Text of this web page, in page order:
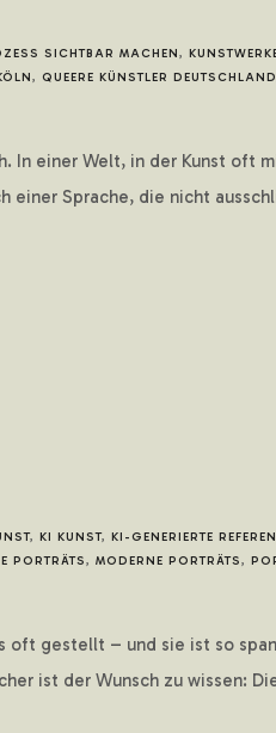
SICHTBAR MACHEN,
, QUEERE KÜNSTLER DEUTSCHLAND
In einer Welt, in der Kunst oft
einer Sprache, die nicht
, KI KUNST, KI-GENERIERTE
PORTRÄTS, MODERNE PORTRÄTS,
oft gestellt – und sie ist so
ist der Wunsch zu wissen: